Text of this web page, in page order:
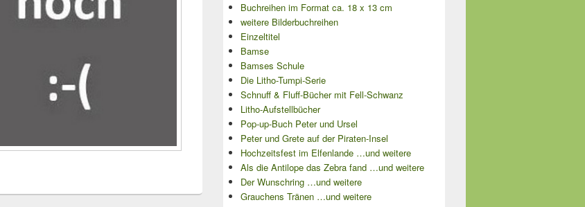
Buchreihen im Format ca. 18 x 13 cm
weitere Bilderbuchreihen
Einzeltitel
Bamse
Bamses Schule
Die Litho-Tumpi-Serie
Schnuff & Fluff-Bücher mit Fell-Schwanz
Litho-Aufstellbücher
Pop-up-Buch Peter und Ursel
Peter und Grete auf der Piraten-Insel
Hochzeitsfest im Elfenlande …und weitere
Als die Antilope das Zebra fand …und weitere
Der Wunschring …und weitere
Grauchens Tränen …und weitere